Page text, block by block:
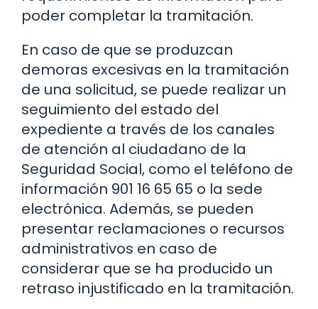
poder completar la tramitación.
En caso de que se produzcan
demoras excesivas en la tramitación
de una solicitud, se puede realizar un
seguimiento del estado del
expediente a través de los canales
de atención al ciudadano de la
Seguridad Social, como el teléfono de
información 901 16 65 65 o la sede
electrónica. Además, se pueden
presentar reclamaciones o recursos
administrativos en caso de
considerar que se ha producido un
retraso injustificado en la tramitación.